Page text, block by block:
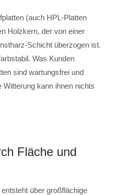
(auch HPL-Platten
Holzkern, der von einer
Schicht überzogen ist.
Was Kunden
sind wartungsfrei und
kann ihnen nichts
Fläche und
über großflächige